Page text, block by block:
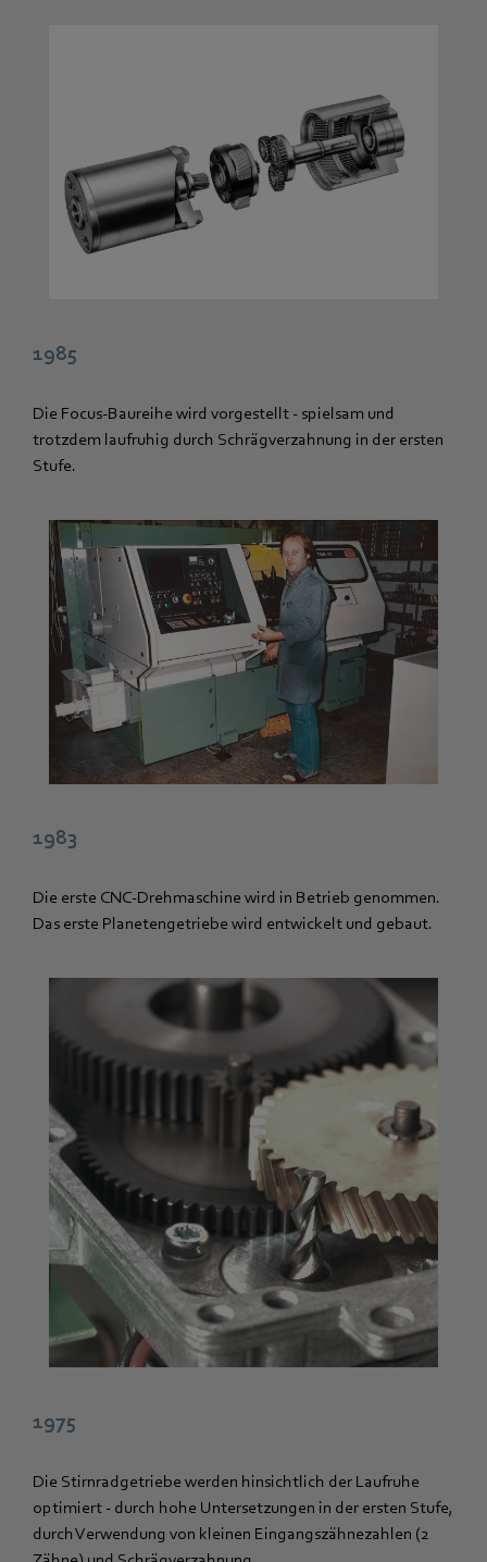
1985
Die Focus-Baureihe wird vorgestellt - spielsam und
trotzdem laufruhig durch Schrägverzahnung in der ersten
Stufe.
1983
Die erste CNC-Drehmaschine wird in Betrieb genommen.
Das erste Planetengetriebe wird entwickelt und gebaut.
1975
Die Stirnradgetriebe werden hinsichtlich der Laufruhe
optimiert - durch hohe Untersetzungen in der ersten Stufe,
durch Verwendung von kleinen Eingangszähnezahlen (2